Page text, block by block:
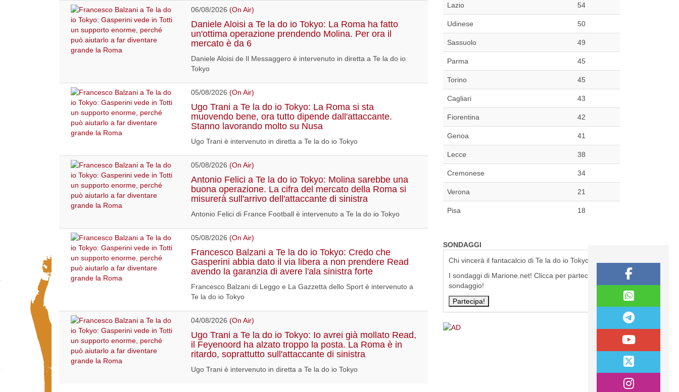
06/08/2026 (On Air)
Daniele Aloisi a Te la do io Tokyo: La Roma ha fatto
un'ottima operazione prendendo Molina. Per ora il
mercato è da 6
Daniele Aloisi de Il Messaggero è intervenuto in diretta a Te la do io
Tokyo
05/08/2026 (On Air)
Ugo Trani a Te la do io Tokyo: La Roma si sta
muovendo bene, ora tutto dipende dall'attaccante.
Stanno lavorando molto su Nusa
Ugo Trani è intervenuto in diretta a Te la do io Tokyo
05/08/2026 (On Air)
Antonio Felici a Te la do io Tokyo: Molina sarebbe una
buona operazione. La cifra del mercato della Roma si
misurerà sull'arrivo dell'attaccante di sinistra
Antonio Felici di France Football è intervenuto a Te la do io Tokyo
05/08/2026 (On Air)
Francesco Balzani a Te la do io Tokyo: Credo che
Gasperini abbia dato il via libera a non prendere Read
avendo la garanzia di avere l'ala sinistra forte
Francesco Balzani di Leggo e La Gazzetta dello Sport è intervenuto a
Te la do io Tokyo
04/08/2026 (On Air)
Ugo Trani a Te la do io Tokyo: Io avrei già mollato Read,
il Feyenoord ha alzato troppo la posta. La Roma è in
ritardo, soprattutto sull'attaccante di sinistra
Ugo Trani è intervenuto in diretta a Te la do io Tokyo
Lazio 54
Udinese 50
Sassuolo 49
Parma 45
Torino 45
Cagliari 43
Fiorentina 42
Genoa 41
Lecce 38
Cremonese 34
Verona 21
Pisa 18
SONDAGGI
Chi vincerà il fantacalcio di Te la do io Tokyo?
I sondaggi di Marione.net! Clicca per partecipare al
sondaggio!